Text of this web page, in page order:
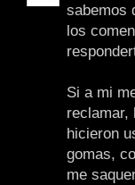
sabemos
los
Si a mi
reclamar,
hicieron
gomas,
me